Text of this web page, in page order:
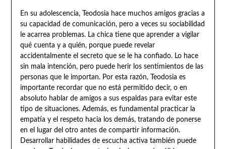
En su adolescencia, Teodosia hace muchos amigos gracias a
su capacidad de comunicación, pero a veces su sociabilidad
le acarrea problemas. La chica tiene que aprender a vigilar
qué cuenta y a quién, porque puede revelar
accidentalmente el secreto que se le ha confiado. Lo hace
sin mala intención, pero puede herir los sentimientos de las
personas que le importan. Por esta razón, Teodosia es
importante recordar que no está permitido decir, o en
absoluto hablar de amigos a sus espaldas para evitar este
tipo de situaciones. Además, es fundamental practicar la
empatía y el respeto hacia los demás, tratando de ponerse
en el lugar del otro antes de compartir información.
Desarrollar habilidades de escucha activa también puede